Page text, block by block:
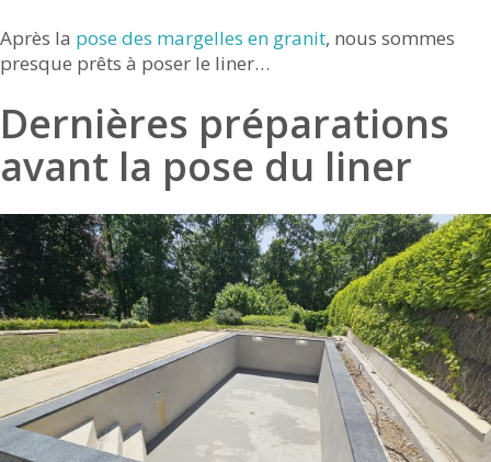
Après la pose des margelles en granit, nous sommes
presque prêts à poser le liner…
Dernières préparations
avant la pose du liner